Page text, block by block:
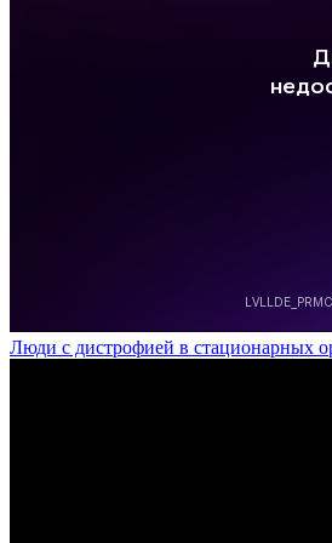
Люди с дистрофией в стационарных